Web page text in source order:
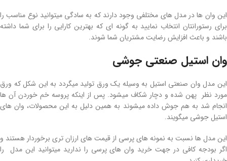
این وان ها در مدل های مختلفی وجود دارند که به سادگی میتوانید نوع مناسب را
برای رستورانتان انتخاب نمایید به گونه ای که بهترین کارایی را برای شما داشته
باشند و باعث افزایش رضایت مشتریان شما شوند.
وان استیل صنعتی جوشی
این مدل وان صنعتی استیل به وسیله یک ورق تولید میگردد به این شکل که ورق
مورد نظر پهن شده و دچار شکاف میشود. پس از اینکه پروسه خم خوردن آن ها
انجام شد به هم جوش داده میشوند به همین دلیل به این محصولات، وان های
استیل جوشی میگویند.
این مدل ها نسبت به نمونه های پرسی از قیمت های ارزان تری برخوردار هستند و
اگر بودجه کافی در جهت خرید وان های پرسی را ندارید میتوانید این مدل را